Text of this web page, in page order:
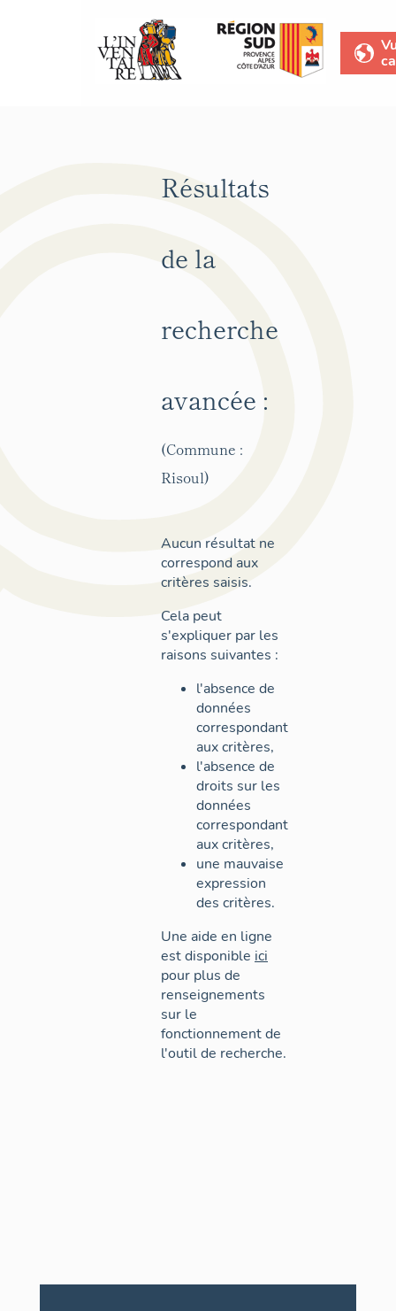
Résultats
de la
recherche
avancée :
(Commune :
Risoul)
Aucun résultat ne
correspond aux
critères saisis.
Cela peut
s'expliquer par les
raisons suivantes :
l'absence de
données
correspondant
aux critères,
l'absence de
droits sur les
données
correspondant
aux critères,
une mauvaise
expression
des critères.
Une aide en ligne
est disponible ici
pour plus de
renseignements
sur le
fonctionnement de
l'outil de recherche.